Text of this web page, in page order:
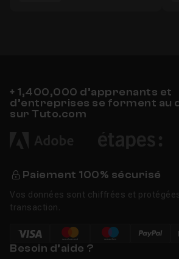
+ 1,400,000 d’apprenants et
d’entreprises se forment au
sur Tuto.com
Paiement 100% sécurisé
Vos données sont chiffrées et
transaction.
Besoin d’aide ?